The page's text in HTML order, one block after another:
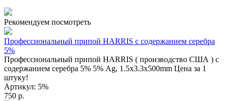
Рекомендуем посмотреть
Профессиональный припой HARRIS с содержанием серебра
5%
Профессиональный припой HARRIS ( производство США ) с
содержанием серебра 5% 5% Ag, 1.5x3.3x500mm Цена за 1
штуку!
Артикул: 5%
750 р.